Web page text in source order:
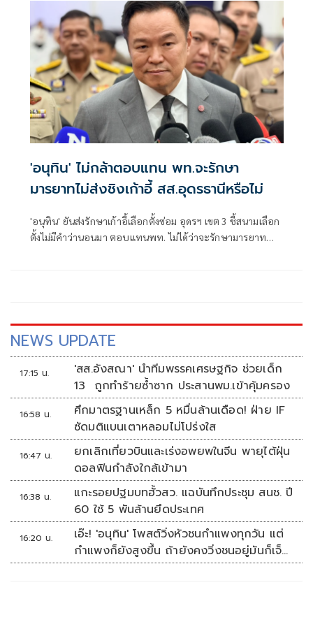
'อนุทิน' ไม่กล้าตอบแทน พท.จะรักษา
มารยาทไม่ส่งชิงเก้าอี้ สส.อุดรธานีหรือไม่
'อนุทิน' ยันส่งรักษาเก้าอี้เลือกตั้งซ่อม อุดรฯ เขต 3 ชี้สนามเลือก
ตั้งไม่มีคำว่านอนมา ตอบแทนพท. ไม่ได้ว่าจะรักษามารยาท
NEWS UPDATE
17:15 น.
'สส.อังสณา' นำทีมพรรคเศรษฐกิจ ช่วยเด็ก
13 ถูกทำร้ายซ้ำซาก ประสานพม.เข้าคุ้มครอง
16:58 น.
ศึกมาตรฐานเหล็ก 5 หมื่นล้านเดือด! ฝ่าย IF
ซัดมติแบนเตาหลอมไม่โปร่งใส
16:47 น.
ยกเลิกเที่ยวบินและเร่งอพยพในจีน พายุไต้ฝุ่น
ดอลฟินกำลังใกล้เข้ามา
16:38 น.
แกะรอยปฐมบทฮั้วสว. แฉบันทึกประชุม สนช. ปี
60 ใช้ 5 พันล้านยึดประเทศ
16:20 น.
เอ๊ะ! 'อนุทิน' โพสต์วิ่งหัวชนกำแพงทุกวัน แต่
กำแพงก็ยังสูงขึ้น ถ้ายังคงวิ่งชนอยู่มันก็เจ็บ
หัวอีก